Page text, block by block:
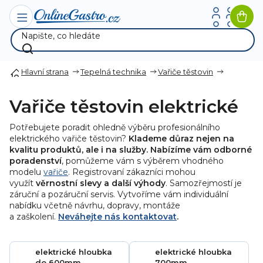
Přejít
obsah
Hlavní strana Tepelná technika Vařiče těstovin
Vařiče těstovin elektrické
Potřebujete poradit ohledně výběru profesionálního
elektrického vařiče těstovin? Klademe důraz nejen na
kvalitu produktů, ale i na služby. Nabízíme vám odborné
poradenství, pomůžeme vám s výběrem vhodného
modelu vařiče. Registrovaní zákazníci mohou
využít věrnostní slevy a další výhody. Samozřejmostí je
záruční a pozáruční servis. Vytvoříme vám individuální
nabídku včetně návrhu, dopravy, montáže
a zaškolení. Neváhejte nás kontaktovat.
elektrické hloubka
elektrické hloubka